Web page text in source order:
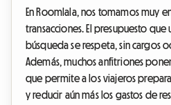
En Roomlala, nos tomamos muy
transacciones. El presupuesto que
búsqueda se respeta, sin cargos
Además, muchos anfitriones
que permite a los viajeros
y reducir aún más los gastos de